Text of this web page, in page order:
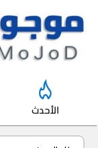
الأحدث